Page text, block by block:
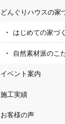
どんぐりハウスの家
はじめての家づ
自然素材派のこ
イベント案内
施工実績
お客様の声